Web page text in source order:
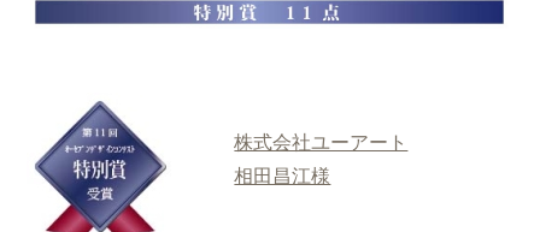
株式会社ユーアート
相田昌江様